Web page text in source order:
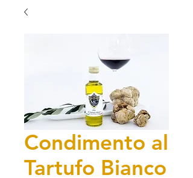
Condimento al
Tartufo Bianco